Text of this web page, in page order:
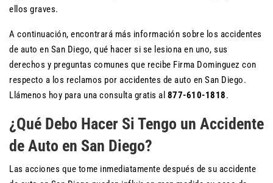
ellos graves.
A continuación, encontrará más información sobre los accidentes
de auto en San Diego, qué hacer si se lesiona en uno, sus
derechos y preguntas comunes que recibe Firma Dominguez con
respecto a los reclamos por accidentes de auto en San Diego.
Llámenos hoy para una consulta gratis al 877-610-1818.
¿Qué Debo Hacer Si Tengo un Accidente
de Auto en San Diego?
Las acciones que tome inmediatamente después de su accidente